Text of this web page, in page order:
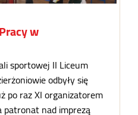
w
sportowej II Liceum
odbyły się
po raz XI organizatorem
patronat nad imprezą